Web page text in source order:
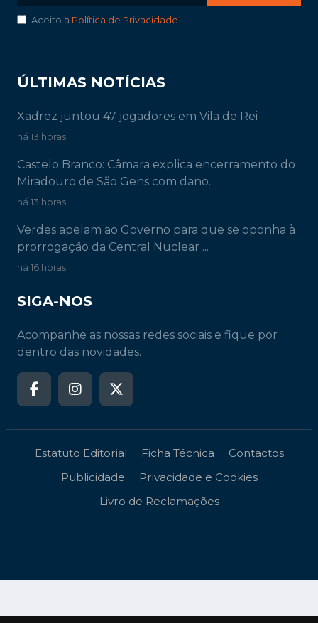
Aceito a Política de Privacidade.
ÚLTIMAS NOTÍCIAS
Xadrez juntou 47 jogadores em Vila de Rei
há 13 horas
Castelo Branco: Câmara explica encerramento do
Miradouro de São Gens com dano...
há 13 horas
Verdes apelam ao Governo para que se oponha à
prorrogação da Central Nuclear ...
há 16 horas
SIGA-NOS
Acompanhe as nossas redes sociais e fique por
dentro das novidades.
Estatuto Editorial Ficha Técnica
Contactos
Publicidade
Privacidade e Cookies
Livro de Reclamações